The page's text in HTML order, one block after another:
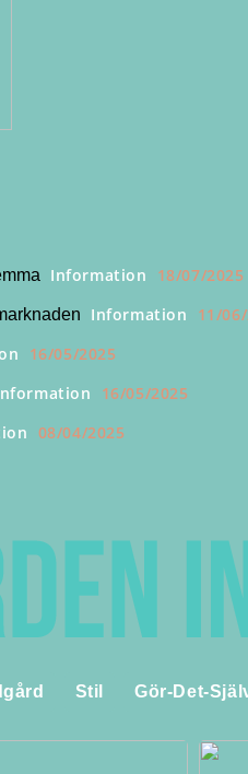
Information 18/07/2025
Information 11/
16/05/2025
16/05/2025
08/04/2025
Stil Gör-Det-